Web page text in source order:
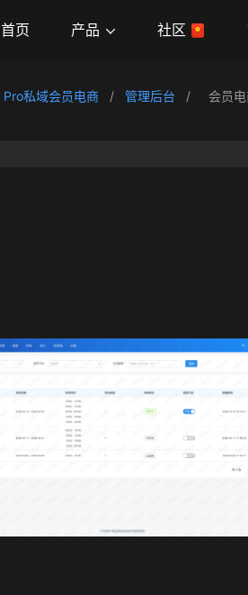
首页 产品 社区
Pro私域会员电商 / 管理后台 /
会员